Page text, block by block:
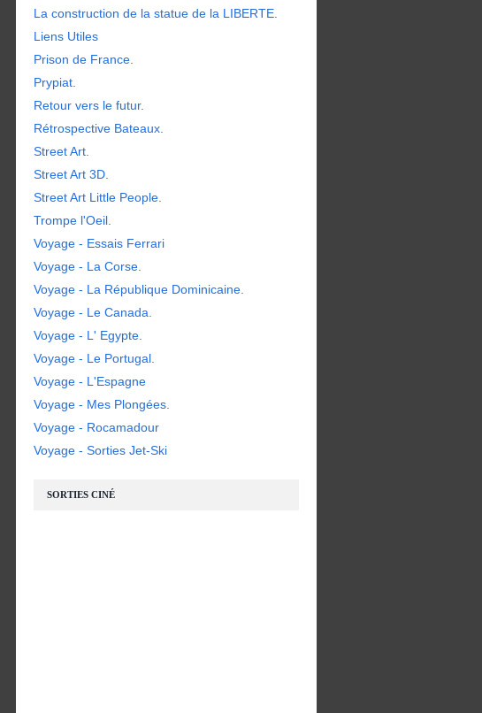
La construction de la statue de la LIBERTE.
Liens Utiles
Prison de France.
Prypiat.
Retour vers le futur.
Rétrospective Bateaux.
Street Art.
Street Art 3D.
Street Art Little People.
Trompe l'Oeil.
Voyage - Essais Ferrari
Voyage - La Corse.
Voyage - La République Dominicaine.
Voyage - Le Canada.
Voyage - L' Egypte.
Voyage - Le Portugal.
Voyage - L'Espagne
Voyage - Mes Plongées.
Voyage - Rocamadour
Voyage - Sorties Jet-Ski
SORTIES CINÉ